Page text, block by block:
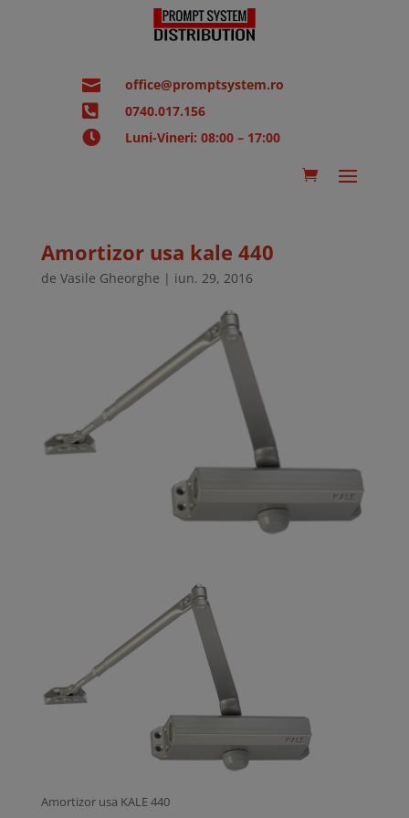
 office@promptsystem.ro
 0740.017.156
 Luni-Vineri: 08:00 – 17:00
Amortizor usa kale 440
de Vasile Gheorghe | iun. 29, 2016
Amortizor usa KALE 440